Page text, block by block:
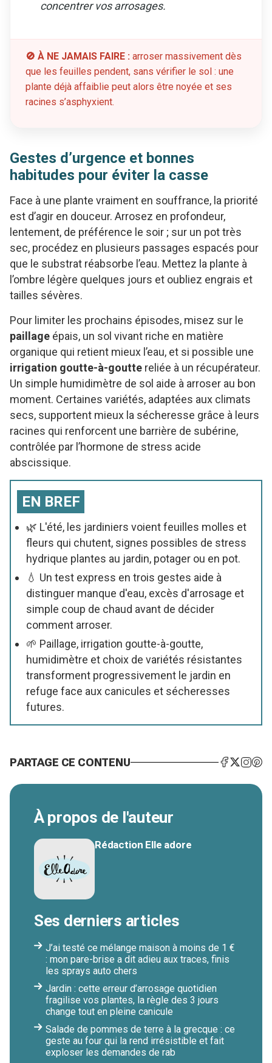
concentrer vos arrosages.
🚫 À NE JAMAIS FAIRE : arroser massivement dès
que les feuilles pendent, sans vérifier le sol : une
plante déjà affaiblie peut alors être noyée et ses
racines s’asphyxient.
Gestes d’urgence et bonnes
habitudes pour éviter la casse
Face à une plante vraiment en souffrance, la priorité
est d’agir en douceur. Arrosez en profondeur,
lentement, de préférence le soir ; sur un pot très
sec, procédez en plusieurs passages espacés pour
que le substrat réabsorbe l’eau. Mettez la plante à
l’ombre légère quelques jours et oubliez engrais et
tailles sévères.
Pour limiter les prochains épisodes, misez sur le
paillage épais, un sol vivant riche en matière
organique qui retient mieux l’eau, et si possible une
irrigation goutte-à-goutte reliée à un récupérateur.
Un simple humidimètre de sol aide à arroser au bon
moment. Certaines variétés, adaptées aux climats
secs, supportent mieux la sécheresse grâce à leurs
racines qui renforcent une barrière de subérine,
contrôlée par l’hormone de stress acide
abscissique.
EN BREF
🌿 L'été, les jardiniers voient feuilles molles et
fleurs qui chutent, signes possibles de stress
hydrique plantes au jardin, potager ou en pot.
💧 Un test express en trois gestes aide à
distinguer manque d'eau, excès d'arrosage et
simple coup de chaud avant de décider
comment arroser.
🌱 Paillage, irrigation goutte-à-goutte,
humidimètre et choix de variétés résistantes
transforment progressivement le jardin en
refuge face aux canicules et sécheresses
futures.
PARTAGE CE CONTENU
À propos de l'auteur
Rédaction Elle adore
Ses derniers articles
J’ai testé ce mélange maison à moins de 1 €
: mon pare-brise a dit adieu aux traces, finis
les sprays auto chers
Jardin : cette erreur d’arrosage quotidien
fragilise vos plantes, la règle des 3 jours
change tout en pleine canicule
Salade de pommes de terre à la grecque : ce
geste au four qui la rend irrésistible et fait
exploser les demandes de rab